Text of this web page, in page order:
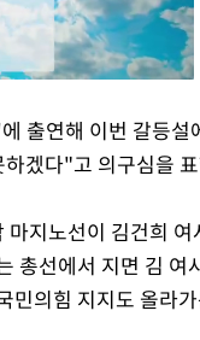
Mute
출연해 이번 갈등
겠다"고 의구심을
지노선이 김건희
총선에서 지면 김 여
의힘 지지도 올라